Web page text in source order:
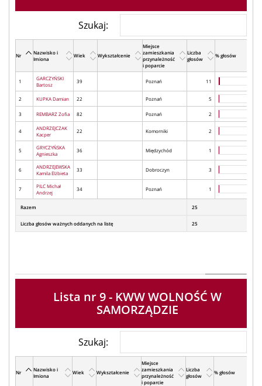
Szukaj:
Nr
Nazwisko i
Imiona
Wiek Wykształcenie
Miejsce
zamieszkania
przynależność
i poparcie
Liczba
głosów
% głosów
1
GARCZYŃSKI
Bartosz
39 Poznań 11
2 KUPKA Damian 22 Poznań 5
3 REMBARZ Zofia 82 Poznań 2
4
ANDRZEJCZAK
Kacper
22 Komorniki 2
5
GRYCZYŃSKA
Agnieszka
36 Międzychód 1
6
ANDRZEJEWSKA
Kamila Elżbieta
33 Dobroczyn 3
7
PILC Michał
Andrzej
34 Poznań 1
Razem 25
Liczba głosów ważnych oddanych na listę 25
Lista nr 9 - KWW WOLNOŚĆ W
SAMORZĄDZIE
Szukaj:
Nr
Nazwisko i
Imiona
Wiek Wykształcenie
Miejsce
zamieszkania
przynależność
i poparcie
Liczba
głosów
% głosów